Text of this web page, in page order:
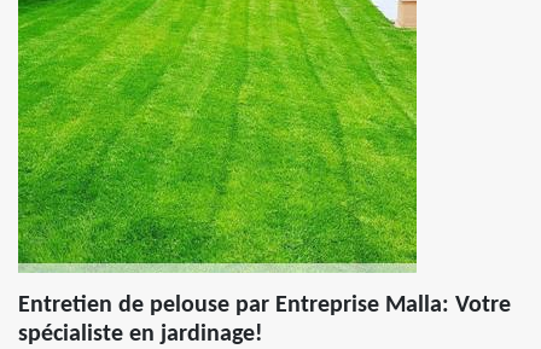
Entretien de pelouse par Entreprise Malla: Votre
spécialiste en jardinage!